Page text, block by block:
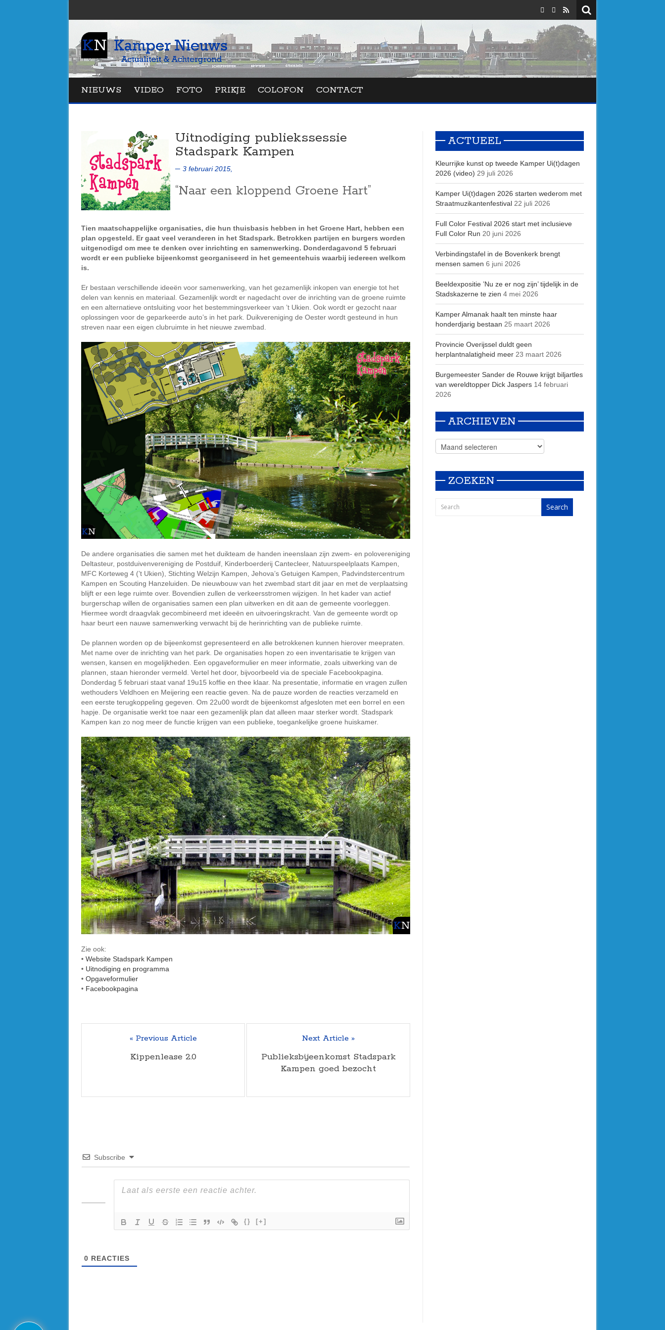
NIEUWS VIDEO FOTO PRIKJE COLOFON CONTACT
Uitnodiging publiekssessie
Stadspark Kampen
3 februari 2015,
“Naar een kloppend Groene Hart”
Tien maatschappelijke organisaties, die hun thuisbasis hebben in het Groene Hart, hebben een
plan opgesteld. Er gaat veel veranderen in het Stadspark. Betrokken partijen en burgers worden
uitgenodigd om mee te denken over inrichting en samenwerking. Donderdagavond 5 februari
wordt er een publieke bijeenkomst georganiseerd in het gemeentehuis waarbij iedereen welkom
is.
Er bestaan verschillende ideeën voor samenwerking, van het gezamenlijk inkopen van energie tot het
delen van kennis en materiaal. Gezamenlijk wordt er nagedacht over de inrichting van de groene ruimte
en een alternatieve ontsluiting voor het bestemmingsverkeer van ’t Ukien. Ook wordt er gezocht naar
oplossingen voor de geparkeerde auto’s in het park. Duikvereniging de Oester wordt gesteund in hun
streven naar een eigen clubruimte in het nieuwe zwembad.
De andere organisaties die samen met het duikteam de handen ineenslaan zijn zwem- en polovereniging
Deltasteur, postduivenvereniging de Postduif, Kinderboerderij Cantecleer, Natuurspeelplaats Kampen,
MFC Korteweg 4 (’t Ukien), Stichting Welzijn Kampen, Jehova’s Getuigen Kampen, Padvindstercentrum
Kampen en Scouting Hanzeluiden. De nieuwbouw van het zwembad start dit jaar en met de verplaatsing
blijft er een lege ruimte over. Bovendien zullen de verkeersstromen wijzigen. In het kader van actief
burgerschap willen de organisaties samen een plan uitwerken en dit aan de gemeente voorleggen.
Hiermee wordt draagvlak gecombineerd met ideeën en uitvoeringskracht. Van de gemeente wordt op
haar beurt een nauwe samenwerking verwacht bij de herinrichting van de publieke ruimte.
De plannen worden op de bijeenkomst gepresenteerd en alle betrokkenen kunnen hierover meepraten.
Met name over de inrichting van het park. De organisaties hopen zo een inventarisatie te krijgen van
wensen, kansen en mogelijkheden. Een opgaveformulier en meer informatie, zoals uitwerking van de
plannen, staan hieronder vermeld. Vertel het door, bijvoorbeeld via de speciale Facebookpagina.
Donderdag 5 februari staat vanaf 19u15 koffie en thee klaar. Na presentatie, informatie en vragen zullen
wethouders Veldhoen en Meijering een reactie geven. Na de pauze worden de reacties verzameld en
een eerste terugkoppeling gegeven. Om 22u00 wordt de bijeenkomst afgesloten met een borrel en een
hapje. De organisatie werkt toe naar een gezamenlijk plan dat alleen maar sterker wordt. Stadspark
Kampen kan zo nog meer de functie krijgen van een publieke, toegankelijke groene huiskamer.
Zie ook:
• Website Stadspark Kampen
• Uitnodiging en programma
• Opgaveformulier
• Facebookpagina
« Previous Article
Kippenlease 2.0
Next Article »
Publieksbijeenkomst Stadspark
Kampen goed bezocht
Subscribe
{} [+]
0 REACTIES
ACTUEEL
Kleurrijke kunst op tweede Kamper Ui(t)dagen
2026 (video) 29 juli 2026
Kamper Ui(t)dagen 2026 starten wederom met
Straatmuzikantenfestival 22 juli 2026
Full Color Festival 2026 start met inclusieve
Full Color Run 20 juni 2026
Verbindingstafel in de Bovenkerk brengt
mensen samen 6 juni 2026
Beeldexpositie ’Nu ze er nog zijn’ tijdelijk in de
Stadskazerne te zien 4 mei 2026
Kamper Almanak haalt ten minste haar
honderdjarig bestaan 25 maart 2026
Provincie Overijssel duldt geen
herplantnalatigheid meer 23 maart 2026
Burgemeester Sander de Rouwe krijgt biljartles
van wereldtopper Dick Jaspers 14 februari
2026
ARCHIEVEN
ZOEKEN